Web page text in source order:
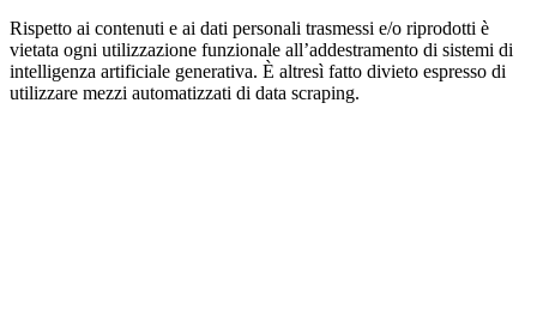
Rispetto ai contenuti e ai dati personali trasmessi e/o riprodotti è
vietata ogni utilizzazione funzionale all’addestramento di sistemi di
intelligenza artificiale generativa. È altresì fatto divieto espresso di
utilizzare mezzi automatizzati di data scraping.